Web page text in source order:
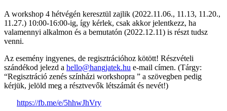
A workshop 4 hétvégén keresztül zajlik (2022.11.06., 11.13, 11.20.,
11.27.) 10:00-16:00-ig, így kérlek, csak akkor jelentkezz, ha
valamennyi alkalmon és a bemutatón (2022.12.11) is részt tudsz
venni.
Az esemény ingyenes, de regisztrációhoz kötött! Részvételi
szándékod jelezd a hello@hangjatek.hu e-mail címen. (Tárgy:
“Regisztráció zenés színházi workshopra ” a szövegben pedig
kérjük, jelöld meg a résztvevők létszámát és nevét!)
https://fb.me/e/5hhwJhVry